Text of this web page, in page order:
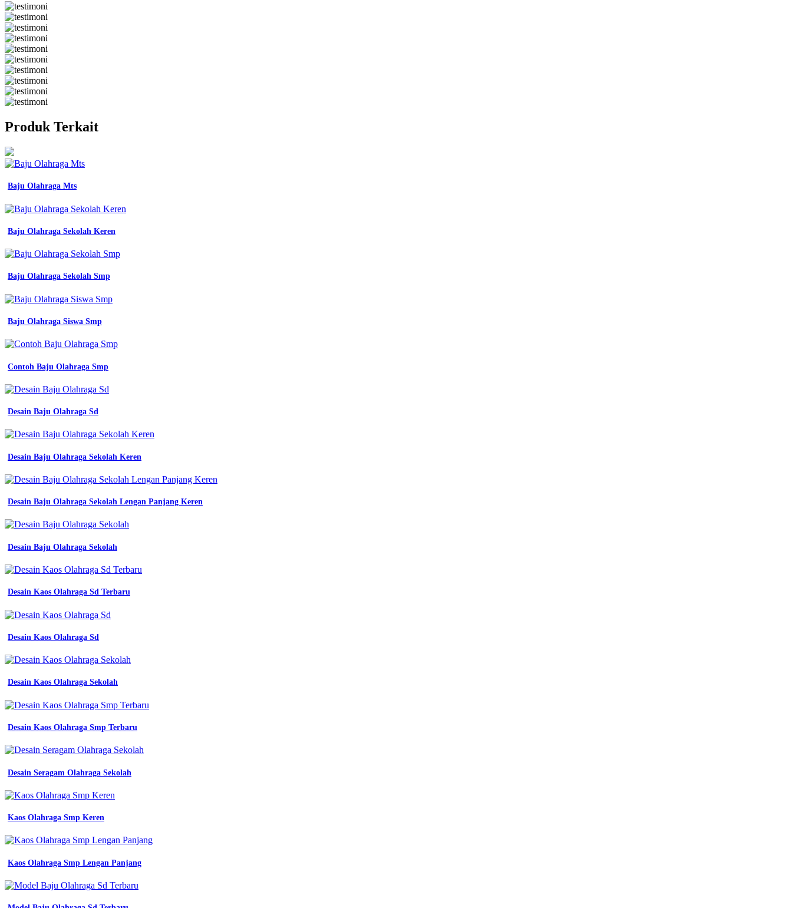
Produk Terkait
Baju Olahraga Mts
Baju Olahraga Sekolah Keren
Baju Olahraga Sekolah Smp
Baju Olahraga Siswa Smp
Contoh Baju Olahraga Smp
Desain Baju Olahraga Sd
Desain Baju Olahraga Sekolah Keren
Desain Baju Olahraga Sekolah Lengan Panjang Keren
Desain Baju Olahraga Sekolah
Desain Kaos Olahraga Sd Terbaru
Desain Kaos Olahraga Sd
Desain Kaos Olahraga Sekolah
Desain Kaos Olahraga Smp Terbaru
Desain Seragam Olahraga Sekolah
Kaos Olahraga Smp Keren
Kaos Olahraga Smp Lengan Panjang